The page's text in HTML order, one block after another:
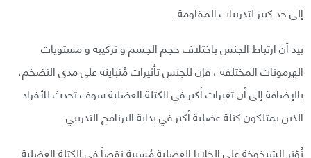
إلى حد كبير لتدريبات المقاومة.
بيد أن ارتباط الجنس باختلاف حجم الجسم و تركيبه و مستويات
الهرمونات المختلفة ، فإن للجنس تأثيرات مُتباينة على مدى التضخم،
بالإضافة إلى أن تغيرات أكبر في الكتلة العضلية سوف تحدث للأفراد
الذين يمتلكون كتلة عضلية أكبر في بداية البرنامج التدريبي.
تُؤثر الشيخوخة على الخلايا العضلية مُسببة نقصاً في الكتلة العضلية.